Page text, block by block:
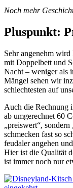
Noch mehr
Pluspunkt:
Sehr angenehm
mit Doppelbett und
Nacht – weniger als
Mängel sehen wir
schlechtesten auf
Auch die Rechnung
ab umgerechnet 60
„preiswert“,
schmecken fast so
feudaler angehen
Hier ist die Qualität
ist immer noch nur